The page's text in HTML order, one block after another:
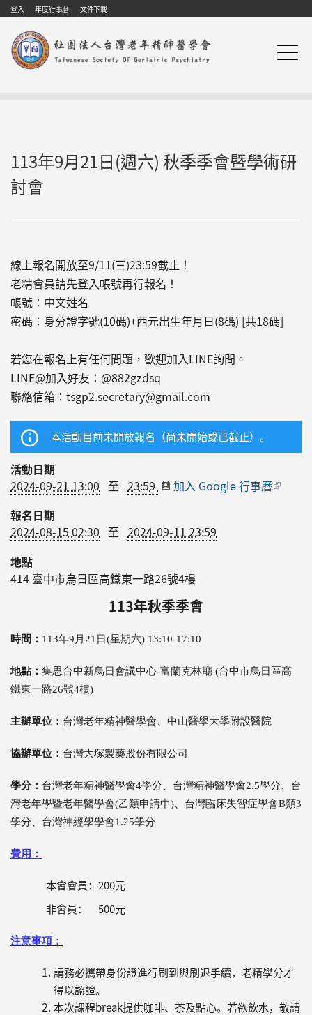
Skip to navigation
移至主內容
登入 年度行事曆 文件下載
113年9月21日(週六) 秋季季會暨學術研
討會
線上報名開放至9/11(三)23:59截止！
老精會員請先登入帳號再行報名！
帳號：中文姓名
密碼：身分證字號(10碼)+西元出生年月日(8碼) [共18碼]
若您在報名上有任何問題，歡迎加入LINE詢問。
LINE@加入好友：@882gzdsq
聯絡信箱：tsgp2.secretary@gmail.com
本活動目前未開放報名（尚未開始或已截止）。
活動日期
2024-09-21 13:00 至 23:59 加入 Google 行事曆(link is
報名日期
2024-08-15 02:30 至 2024-09-11 23:59
地點
414 臺中市烏日區高鐵東一路26號4樓
113年秋季季會
時間： 113年9月21日(星期六) 13:10-17:10
地點： 集思台中新烏日會議中心-富蘭克林廳 (台中市烏日區高
鐵東一路26號4樓)
主辦單位： 台灣老年精神醫學會、中山醫學大學附設醫院
協辦單位： 台灣大塚製藥股份有限公司
學分： 台灣老年精神醫學會4學分、台灣精神醫學會2.5學分、台
灣老年學暨老年醫學會(乙類申請中)、台灣臨床失智症學會B類3
學分、台灣神經學學會1.25學分
費用：
本會會員：200元
非會員： 500元
注意事項：
請務必攜帶身份證進行刷到與刷退手續，老精學分才
得以認證。
本次課程break提供咖啡、茶及點心。若欲飲水，敬請